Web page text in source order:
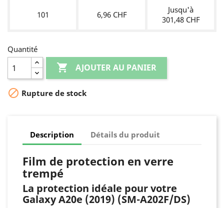
101 6,96 CHF
Jusqu'à
301,48 CHF
Quantité
 AJOUTER AU PANIER
 Rupture de stock
Description Détails du produit
Film de protection en verre
trempé
La protection idéale pour votre
Galaxy A20e (2019) (SM-A202F/DS)